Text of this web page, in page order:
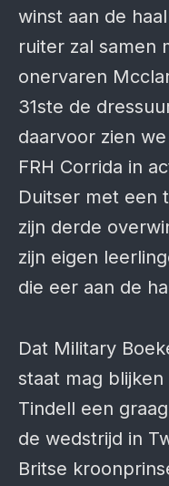
winst aan de
ruiter zal samen
onervaren
31ste de
daarvoor zien
FRH Corrida in
Duitser met een
zijn derde
zijn eigen
die eer aan de
Dat Military
staat mag
Tindell een
de wedstrijd in
Britse